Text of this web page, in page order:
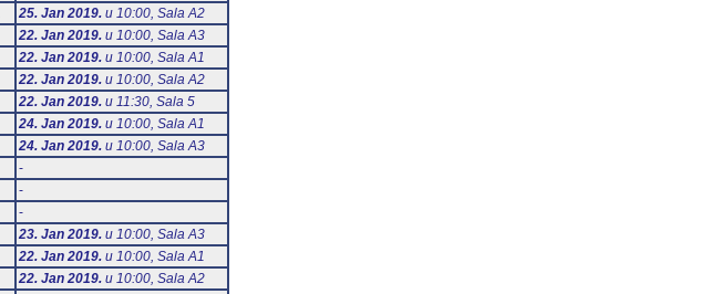
25. Jan 2019.u 10:00, Sala А2
22. Jan 2019.u 10:00, Sala А3
22. Jan 2019.u 10:00, Sala А1
22. Jan 2019.u 10:00, Sala А2
22. Jan 2019.u 11:30, Sala 5
24. Jan 2019.u 10:00, Sala А1
24. Jan 2019.u 10:00, Sala А3
-
-
-
23. Jan 2019.u 10:00, Sala А3
22. Jan 2019.u 10:00, Sala А1
22. Jan 2019.u 10:00, Sala А2